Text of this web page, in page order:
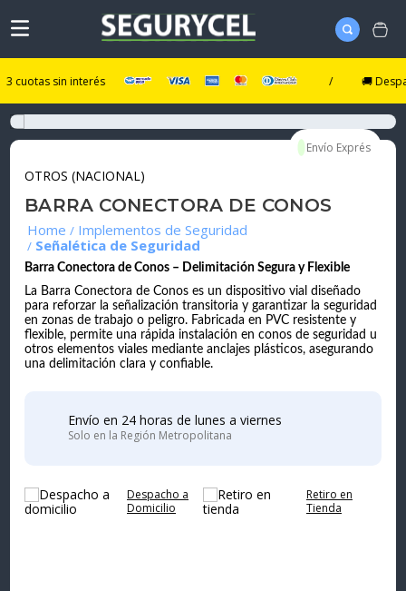
sin interés 🚚 Despacho
OTROS (NACIONAL)
BARRA CONECTORA DE CONOS
Implementos de Seguridad
Señalética de Seguridad
Barra Conectora de Conos – Delimitación Segura y Flexible
La Barra Conectora de Conos es un dispositivo vial diseñado
para reforzar la señalización transitoria y garantizar la seguridad
en zonas de trabajo o peligro. Fabricada en PVC resistente y
flexible, permite una rápida instalación en conos de seguridad u
otros elementos viales mediante anclajes plásticos, asegurando
una delimitación clara y confiable.
Envío en 24 horas de lunes a viernes
Solo en la Región Metropolitana
Despacho a
Domicilio
Retiro en
Tienda